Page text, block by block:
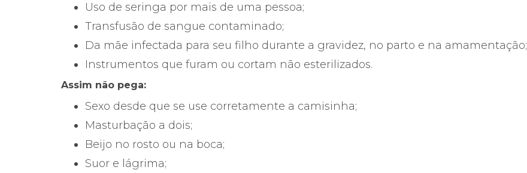
Uso de seringa por mais de uma pessoa;
Transfusão de sangue contaminado;
Da mãe infectada para seu filho durante a gravidez, no parto e na amamentação;
Instrumentos que furam ou cortam não esterilizados.
Assim não pega:
Sexo desde que se use corretamente a camisinha;
Masturbação a dois;
Beijo no rosto ou na boca;
Suor e lágrima;